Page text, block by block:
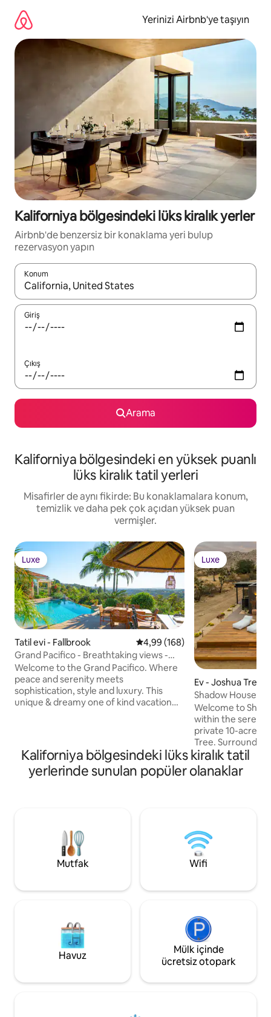
Yerinizi Airbnb'ye taşıyın
Kaliforniya bölgesindeki lüks kiralık yerler
Airbnb'de benzersiz bir konaklama yeri bulup
rezervasyon yapın
Konum
Sonuçlar kullanılabilir olduğunda yukarı ve aşağı oklarıyla
Giriş
Çıkış
Arama
Kaliforniya bölgesindeki en yüksek puanlı
lüks kiralık tatil yerleri
Misafirler de aynı fikirde: Bu konaklamalara konum,
temizlik ve daha pek çok açıdan yüksek puan
vermişler.
Luxe
Luxe
Tatil evi - Fallbrook 5 üzerinden ortalama 4,99
4,99 (168)
Grand Pacifico - Breathtaking views -
Infinity Pool
Welcome to the Grand Pacifico. Where
peace and serenity meets
sophistication, style and luxury. This
unique & dreamy one of kind vacation
nearly every room with a cascading
infinity pool vanishing into the sunset.
Our first review stated : "This is the BEST
Luxe
Luxe
Ev - Joshua Tree
Shadow House •
10-Acres, Spa
Welcome to
within the serene
private 10-acre
Tree.
views, Shadow
embrace
Enjoy peaceful
connection, or
nature, Shadow
transformative
Kaliforniya bölgesindeki lüks kiralık tatil
yerlerinde sunulan popüler olanaklar
Mutfak Wifi
Havuz
Mülk içinde
ücretsiz otopark